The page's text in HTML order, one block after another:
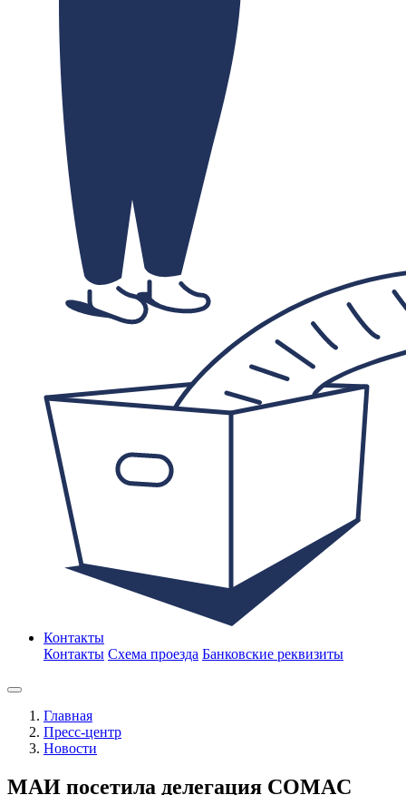
Контакты
Контакты Схема проезда Банковские реквизиты
Главная
Пресс-центр
Новости
МАИ посетила делегация COMAC